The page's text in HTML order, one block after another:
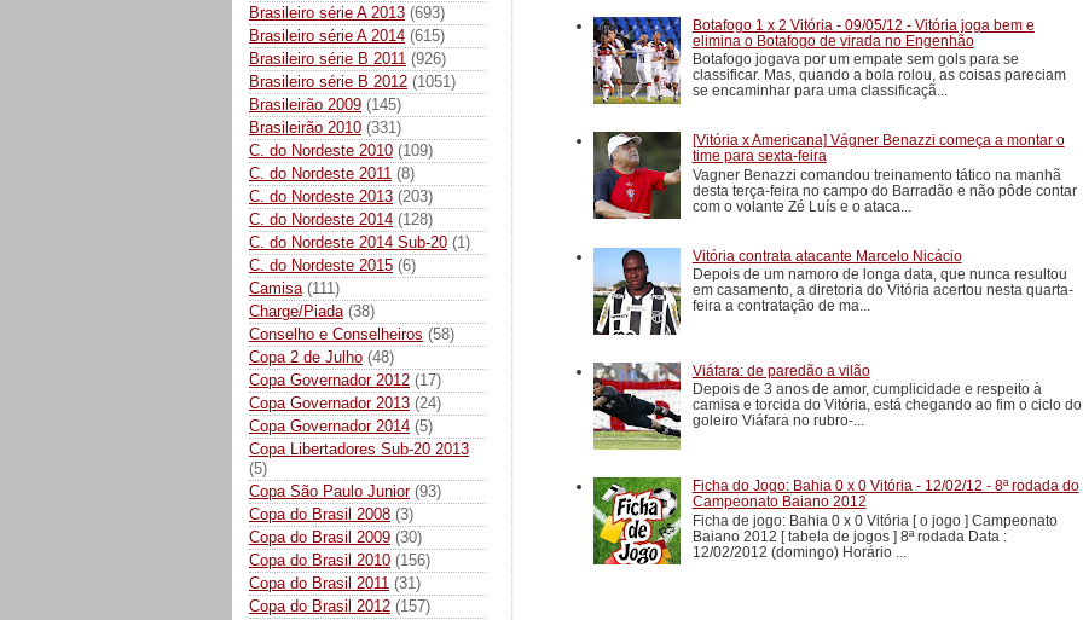
Brasileiro série A 2013 (693)
Brasileiro série A 2014 (615)
Brasileiro série B 2011 (926)
Brasileiro série B 2012 (1051)
Brasileirão 2009 (145)
Brasileirão 2010 (331)
C. do Nordeste 2010 (109)
C. do Nordeste 2011 (8)
C. do Nordeste 2013 (203)
C. do Nordeste 2014 (128)
C. do Nordeste 2014 Sub-20 (1)
C. do Nordeste 2015 (6)
Camisa (111)
Charge/Piada (38)
Conselho e Conselheiros (58)
Copa 2 de Julho (48)
Copa Governador 2012 (17)
Copa Governador 2013 (24)
Copa Governador 2014 (5)
Copa Libertadores Sub-20 2013
(5)
Copa São Paulo Junior (93)
Copa do Brasil 2008 (3)
Copa do Brasil 2009 (30)
Copa do Brasil 2010 (156)
Copa do Brasil 2011 (31)
Copa do Brasil 2012 (157)
Botafogo 1 x 2 Vitória - 09/05/12 - Vitória joga bem e
elimina o Botafogo de virada no Engenhão
Botafogo jogava por um empate sem gols para se
classificar. Mas, quando a bola rolou, as coisas pareciam
se encaminhar para uma classificaçã...
[Vitória x Americana] Vágner Benazzi começa a montar o
time para sexta-feira
Vagner Benazzi comandou treinamento tático na manhã
desta terça-feira no campo do Barradão e não pôde contar
com o volante Zé Luís e o ataca...
Vitória contrata atacante Marcelo Nicácio
Depois de um namoro de longa data, que nunca resultou
em casamento, a diretoria do Vitória acertou nesta quarta-
feira a contratação de ma...
Viáfara: de paredão a vilão
Depois de 3 anos de amor, cumplicidade e respeito à
camisa e torcida do Vitória, está chegando ao fim o ciclo do
goleiro Viáfara no rubro-...
Ficha do Jogo: Bahia 0 x 0 Vitória - 12/02/12 - 8ª rodada do
Campeonato Baiano 2012
Ficha de jogo: Bahia 0 x 0 Vitória [ o jogo ] Campeonato
Baiano 2012 [ tabela de jogos ] 8ª rodada Data :
12/02/2012 (domingo) Horário ...